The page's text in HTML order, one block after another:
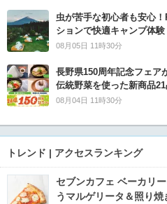
虫が苦手な初心者も安心
ションで快適キャンプ体験
08月05日 11時30分
長野県150周年記念フェ
伝統野菜を使った新商品
08月04日 11時30分
トレンド | アクセスランキング
セブンカフェ ベーカリ
うマルゲリータ＆照り